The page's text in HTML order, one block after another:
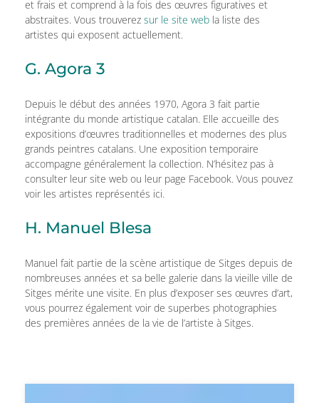
et frais et comprend à la fois des œuvres figuratives et
abstraites. Vous trouverez sur le site web la liste des
artistes qui exposent actuellement.
G. Agora 3
Depuis le début des années 1970, Agora 3 fait partie
intégrante du monde artistique catalan. Elle accueille des
expositions d’œuvres traditionnelles et modernes des plus
grands peintres catalans. Une exposition temporaire
accompagne généralement la collection. N’hésitez pas à
consulter leur site web ou leur page Facebook. Vous pouvez
voir les artistes représentés ici.
H. Manuel Blesa
Manuel fait partie de la scène artistique de Sitges depuis de
nombreuses années et sa belle galerie dans la vieille ville de
Sitges mérite une visite. En plus d’exposer ses œuvres d’art,
vous pourrez également voir de superbes photographies
des premières années de la vie de l’artiste à Sitges.